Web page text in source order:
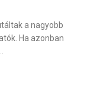
a nagyobb
Ha azonban